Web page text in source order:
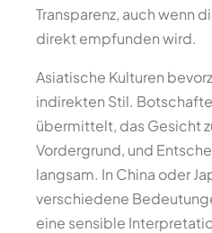
Transparenz, auch wenn
direkt empfunden wird.
Asiatische Kulturen
indirekten Stil.
übermittelt, das Gesicht
Vordergrund, und
langsam. In China oder
verschiedene
eine sensible